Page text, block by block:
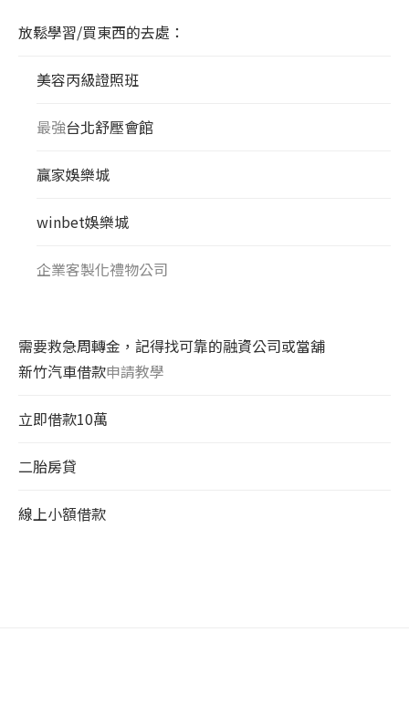
放鬆學習/買東西的去處：
美容丙級證照班
最強台北舒壓會館
贏家娛樂城
winbet娛樂城
企業客製化禮物公司
需要救急周轉金，記得找可靠的融資公司或當舖
新竹汽車借款申請教學
立即借款10萬
二胎房貸
線上小額借款